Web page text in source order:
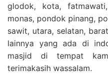
glodok, kota,
monas, pondok pinang,
sawit, utara, selatan,
lainnya yang ada di
masjid di tempat
terimakasih wassalam.